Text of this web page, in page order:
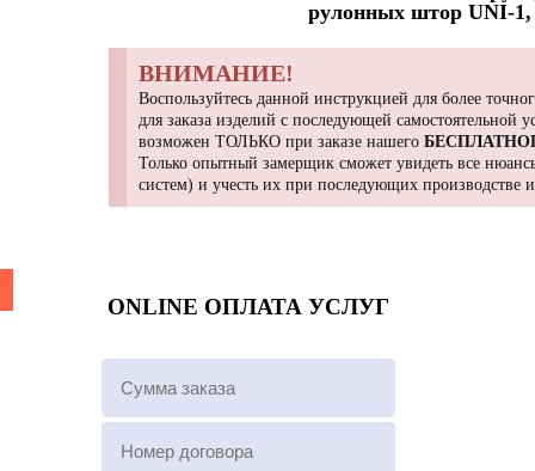
рулонных штор UNI-
ВНИМАНИЕ!
Воспользуйтесь данной инструкцией для более
для заказа изделий с последующей
возможен ТОЛЬКО при заказе нашего
Только опытный замерщик сможет увидеть все
систем) и учесть их при последующих производстве
ONLINE ОПЛАТА УСЛУГ